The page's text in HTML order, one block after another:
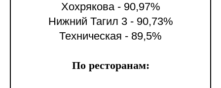
Хохрякова - 90,97%
Нижний Тагил 3 - 90,73%
Техническая - 89,5%
По ресторанам: